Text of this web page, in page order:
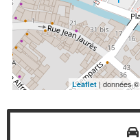
Leaflet | données ©